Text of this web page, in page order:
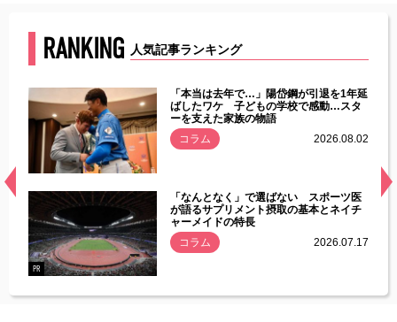
RANKING 人気記事ランキング
常
「本当は去年で…」陽岱鋼が引退を1年延
ばしたワケ 子どもの学校で感動…スタ
ーを支えた家族の物語
コラム
2026.08.02
PR
「なんとなく」で選ばない スポーツ医
が語るサプリメント摂取の基本とネイチ
ャーメイドの特長
コラム
2026.07.17